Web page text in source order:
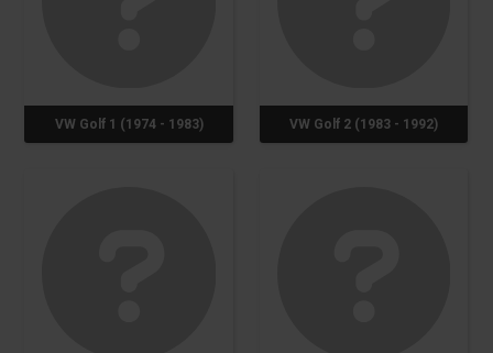
VW Golf 1 (1974 - 1983) VW Golf 2 (1983 - 1992)